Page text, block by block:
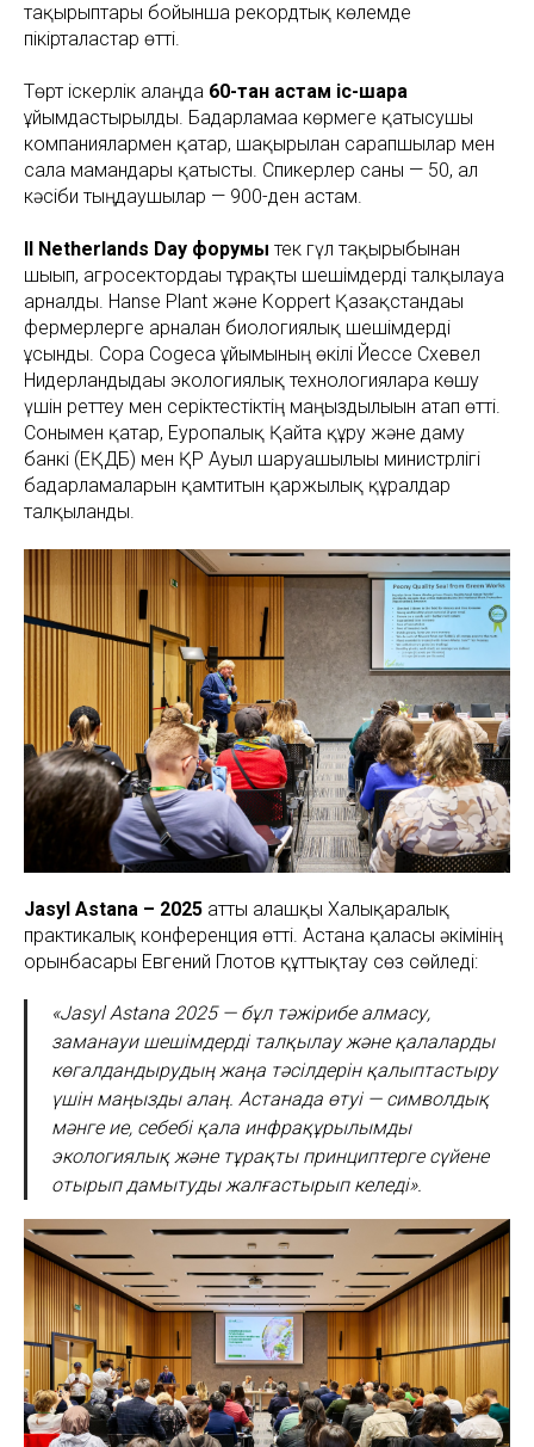
тақырыптары бойынша рекордтық көлемде
пікірталастар өтті.
Төрт іскерлік алаңда 60-тан астам іс-шара
ұйымдастырылды. Бағдарламаға көрмеге қатысушы
компаниялармен қатар, шақырылған сарапшылар мен
сала мамандары қатысты. Спикерлер саны — 50, ал
кәсіби тыңдаушылар — 900-ден астам.
II Netherlands Day форумы тек гүл тақырыбынан
шығып, агросектордағы тұрақты шешімдерді талқылауға
арналды. Hanse Plant және Koppert Қазақстандағы
фермерлерге арналған биологиялық шешімдерді
ұсынды. Copa Cogeca ұйымының өкілі Йессе Схевел
Нидерландыдағы экологиялық технологияларға көшу
үшін реттеу мен серіктестіктің маңыздылығын атап өтті.
Сонымен қатар, Еуропалық Қайта құру және даму
банкі (ЕҚДБ) мен ҚР Ауыл шаруашылығы министрлігі
бағдарламаларын қамтитын қаржылық құралдар
талқыланды.
Jasyl Astana – 2025 атты алғашқы Халықаралық
практикалық конференция өтті. Астана қаласы әкімінің
орынбасары Евгений Глотов құттықтау сөз сөйледі:
«Jasyl Astana 2025 — бұл тәжірибе алмасу,
заманауи шешімдерді талқылау және қалаларды
көгалдандырудың жаңа тәсілдерін қалыптастыру
үшін маңызды алаң. Астанада өтуі — символдық
мәнге ие, себебі қала инфрақұрылымды
экологиялық және тұрақты принциптерге сүйене
отырып дамытуды жалғастырып келеді».